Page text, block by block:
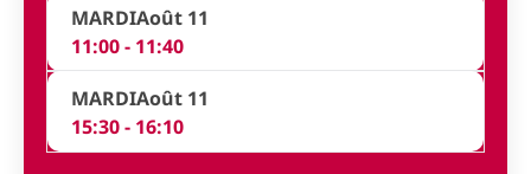
MARDIAoût 11
11:00 - 11:40
MARDIAoût 11
15:30 - 16:10